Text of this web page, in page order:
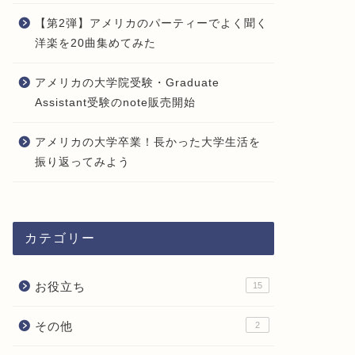
【第2弾】アメリカのパーティーでよく聞く
洋楽を20曲集めてみた
アメリカの大学院受験・Graduate
Assistant受験のnote販売開始
アメリカの大学卒業！長かった大学生活を
振り返ってみよう
カテゴリー
お役立ち 15
その他 2